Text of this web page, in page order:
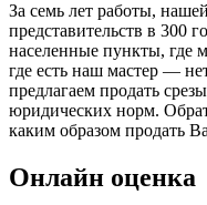
За семь лет работы,
представительств в 300
населенные пункты, где
где есть наш мастер —
предлагаем продать
юридических норм.
каким образом продать
Онлайн оценка